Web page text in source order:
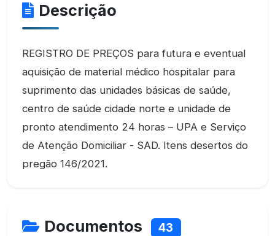
Descrição
REGISTRO DE PREÇOS para futura e eventual
aquisição de material médico hospitalar para
suprimento das unidades básicas de saúde,
centro de saúde cidade norte e unidade de
pronto atendimento 24 horas – UPA e Serviço
de Atenção Domiciliar - SAD. Itens desertos do
pregão 146/2021.
Documentos 43